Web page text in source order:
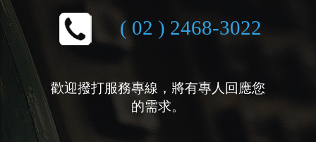
( 02 ) 2468-3022
歡迎撥打服務專線，將有專人回應您
的需求。